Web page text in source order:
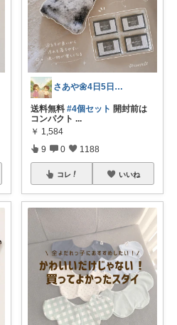
さあや🌼4日5日有難うございます
送料無料 #4個セット 開封前は
コンパクト ...
￥ 1,584
9 0 1188
コレ いいね